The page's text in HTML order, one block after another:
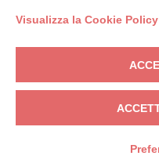
P.IVA:
Privacy-Condizioni-Cookies-
Visualizza la Cookie